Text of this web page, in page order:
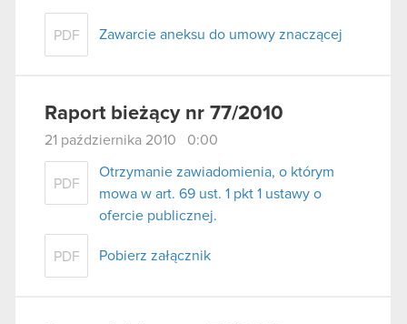
PDF Zawarcie aneksu do umowy znaczącej
Raport bieżący nr 77/2010
21 października 2010 0:00
PDF
Otrzymanie zawiadomienia, o którym
mowa w art. 69 ust. 1 pkt 1 ustawy o
ofercie publicznej.
PDF Pobierz załącznik